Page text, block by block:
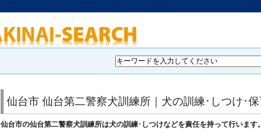
仙台市 仙台第二警察犬訓練所｜犬の訓練･しつけ･
仙台市の仙台第二警察犬訓練所は犬の訓練･しつけなどを責任を持って行いま